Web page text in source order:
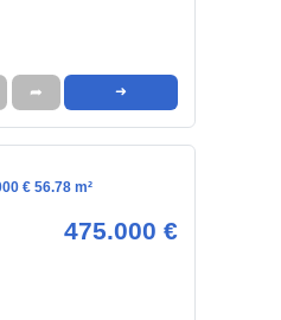
➦ ➜
€ 56.78 m²
475.000 €